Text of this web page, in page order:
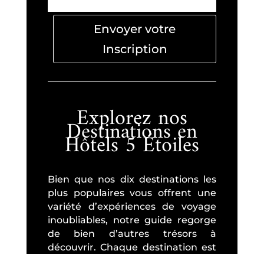
Envoyer votre
Inscription
Explorez nos
Destinations en
Hôtels 5 Étoiles
Bien que nos dix destinations les
plus populaires vous offrent une
variété d’expériences de voyage
inoubliables, notre guide regorge
de bien d’autres trésors à
découvrir. Chaque destination est